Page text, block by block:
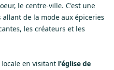
le centre-ville. C'est une
de la mode aux épiceries
les créateurs et les
en visitant l'église de